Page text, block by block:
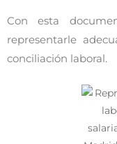
Con esta
representarle
conciliación laboral.